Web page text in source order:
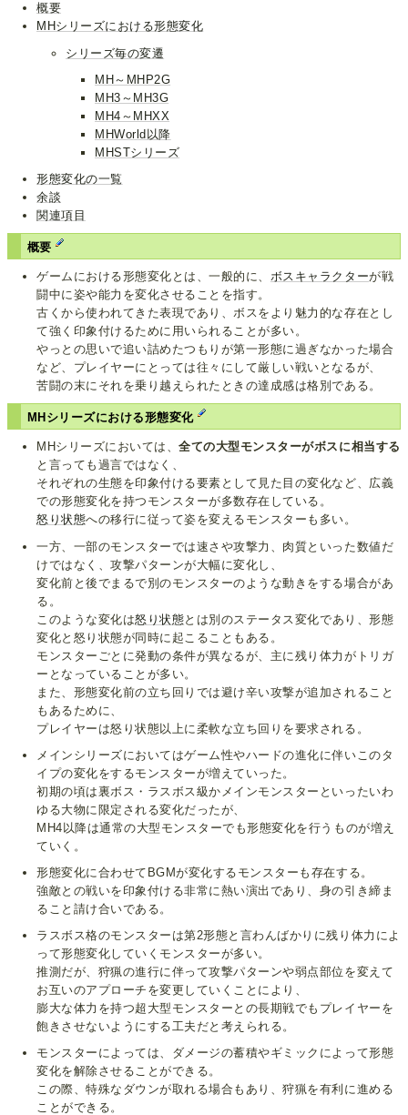
概要
MHシリーズにおける形態変化
シリーズ毎の変遷
MH～MHP2G
MH3～MH3G
MH4～MHXX
MHWorld以降
MHSTシリーズ
形態変化の一覧
余談
関連項目
概要
ゲームにおける形態変化とは、一般的に、 ボスキャラクターが戦
闘中に姿や能力を変化させることを指す。
古くから使われてきた表現であり、ボスをより魅力的な存在とし
て強く印象付けるために用いられることが多い。
やっとの思いで追い詰めたつもりが第一形態に過ぎなかった場合
など、プレイヤーにとっては往々にして厳しい戦いとなるが、
苦闘の末にそれを乗り越えられたときの達成感は格別である。
MHシリーズにおける形態変化
MHシリーズにおいては、全ての大型モンスターがボスに相当する
と言っても過言ではなく、
それぞれの生態を印象付ける要素として見た目の変化など、広義
での形態変化を持つモンスターが多数存在している。
怒り状態への移行に従って姿を変えるモンスターも多い。
一方、一部のモンスターでは速さや攻撃力、肉質といった数値だ
けではなく、攻撃パターンが大幅に変化し、
変化前と後でまるで別のモンスターのような動きをする場合があ
る。
このような変化は怒り状態とは別のステータス変化であり、形態
変化と怒り状態が同時に起こることもある。
モンスターごとに発動の条件が異なるが、主に残り体力がトリガ
ーとなっていることが多い。
また、形態変化前の立ち回りでは避け辛い攻撃が追加されること
もあるために、
プレイヤーは怒り状態以上に柔軟な立ち回りを要求される。
メインシリーズにおいてはゲーム性やハードの進化に伴いこのタ
イプの変化をするモンスターが増えていった。
初期の頃は裏ボス・ラスボス級かメインモンスターといったいわ
ゆる大物に限定される変化だったが、
MH4以降は通常の大型モンスターでも形態変化を行うものが増え
ていく。
形態変化に合わせてBGMが変化するモンスターも存在する。
強敵との戦いを印象付ける非常に熱い演出であり、身の引き締ま
ること請け合いである。
ラスボス格のモンスターは第2形態と言わんばかりに残り体力によ
って形態変化していくモンスターが多い。
推測だが、狩猟の進行に伴って攻撃パターンや弱点部位を変えて
お互いのアプローチを変更していくことにより、
膨大な体力を持つ超大型モンスターとの長期戦でもプレイヤーを
飽きさせないようにする工夫だと考えられる。
モンスターによっては、ダメージの蓄積やギミックによって形態
変化を解除させることができる。
この際、特殊なダウンが取れる場合もあり、狩猟を有利に進める
ことができる。